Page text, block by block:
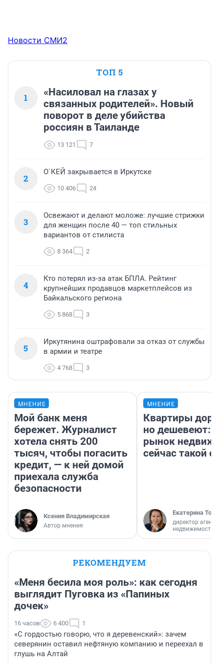
Новости СМИ2
ТОП 5
1
«Насиловал на глазах у
связанных родителей». Новый
поворот в деле убийства
россиян в Таиланде
13 121 7
2
О`КЕЙ закрывается в Иркутске
10 406 24
3
Освежают и делают моложе: лучшие стрижки
для женщин после 40 — топ стильных
вариантов от стилиста
8 364 2
4
Кто потерял из-за атак БПЛА. Рейтинг
крупнейших продавцов маркетплейсов из
Байкальского региона
5 868 3
5
Иркутянина оштрафовали за отказ от службы
в армии и театре
4 768 3
МНЕНИЕ
Мой банк меня
бережет. Журналист
хотела снять 200
тысяч, чтобы погасить
кредит, — к ней домой
приехала служба
безопасности
Ксения Владимирская
Автор мнения
МНЕНИЕ
Квартиры
но дешевеют:
рынок
сейчас такой
Екатерина
директор
недвижимости
РЕКОМЕНДУЕМ
«Меня бесила моя роль»: как сегодня
выглядит Пуговка из «Папиных
дочек»
16 часов 6 400 1
«С гордостью говорю, что я деревенский»: зачем
северянин оставил нефтяную компанию и переехал в
глушь на Алтай